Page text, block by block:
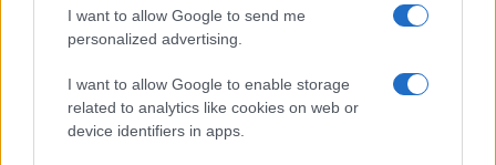
I want to allow Google to send me
personalized advertising.
I want to allow Google to enable storage
related to analytics like cookies on web or
device identifiers in apps.
Η ΣΤΗΛΗ ΜΑΣ